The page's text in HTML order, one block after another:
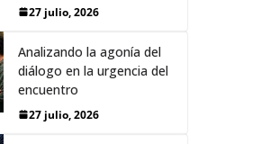
27 julio, 2026
Analizando la agonía del
diálogo en la urgencia del
encuentro
27 julio, 2026